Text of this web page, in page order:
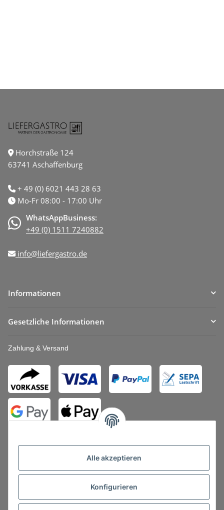
Alle akzeptieren
Konfigurieren
Horchstraße 124
63741 Aschaffenburg
+ 49 (0) 6021 443 28 63
Mo-Fr 08:00 - 17:00 Uhr
WhatsAppBusiness:
+49 (0) 1511 7240882
info@liefergastro.de
Informationen
Gesetzliche Informationen
Zahlung & Versand
Vertrag widerrufen